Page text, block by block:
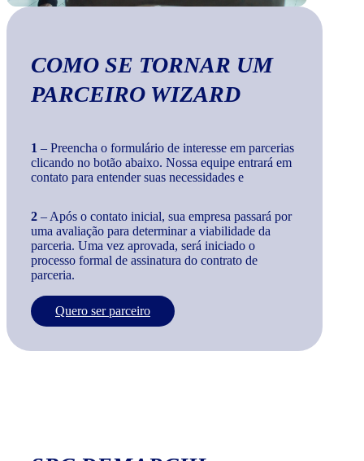
COMO SE TORNAR UM
PARCEIRO WIZARD
1 – Preencha o formulário de interesse em parcerias
clicando no botão abaixo. Nossa equipe entrará em
contato para entender suas necessidades e
2 – Após o contato inicial, sua empresa passará por
uma avaliação para determinar a viabilidade da
parceria. Uma vez aprovada, será iniciado o
processo formal de assinatura do contrato de
parceria.
Quero ser parceiro